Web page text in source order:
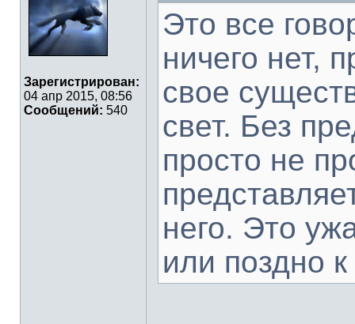
Зарегистрирован:
04 апр 2015, 08:56
Сообщений: 540
Это все
ничего нет,
свое
свет. Без
просто не
него. Это
или поздно